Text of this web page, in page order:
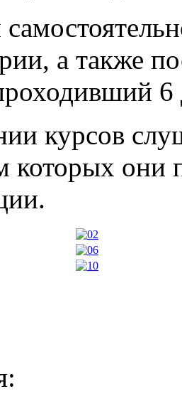
а также
6
курсов
которых